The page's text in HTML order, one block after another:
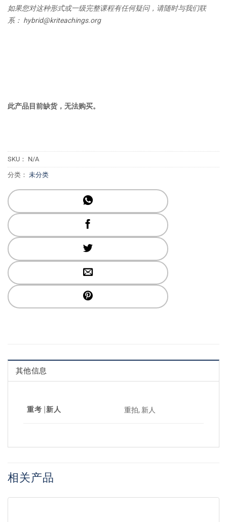
如果您对这种形式或一级完整课程有任何疑问，请随时与我们联
系： hybrid@kriteachings.org
此产品目前缺货，无法购买。
SKU： N/A
分类： 未分类
其他信息
重考 |新人 重拍, 新人
相关产品